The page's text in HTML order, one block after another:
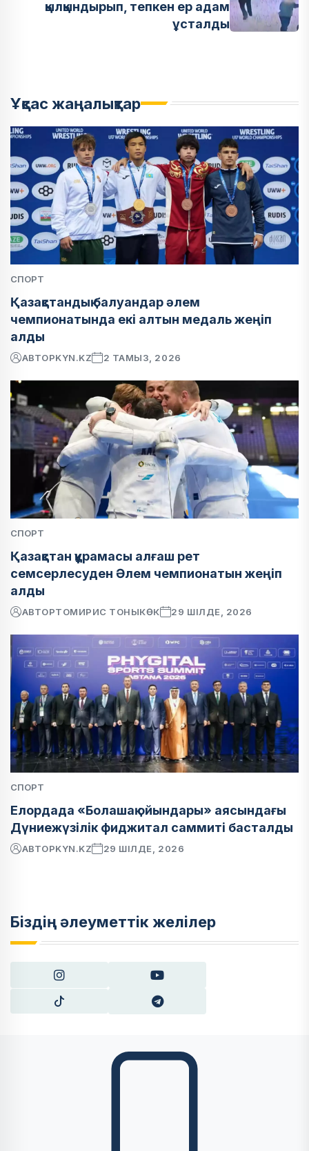
қылқындырып, тепкен ер адам
ұсталды
Ұқсас жаңалықтар
СПОРТ
Қазақстандық балуандар әлем
чемпионатында екі алтын медаль жеңіп
алды
АВТОРKYN.KZ 2 ТАМЫЗ, 2026
СПОРТ
Қазақстан құрамасы алғаш рет
семсерлесуден Әлем чемпионатын жеңіп
алды
АВТОРТОМИРИС ТОНЫКӨК 29 ШІЛДЕ, 2026
СПОРТ
Елордада «Болашақ ойындары» аясындағы
Дүниежүзілік фиджитал саммиті басталды
АВТОРKYN.KZ 29 ШІЛДЕ, 2026
Біздің әлеуметтік желілер